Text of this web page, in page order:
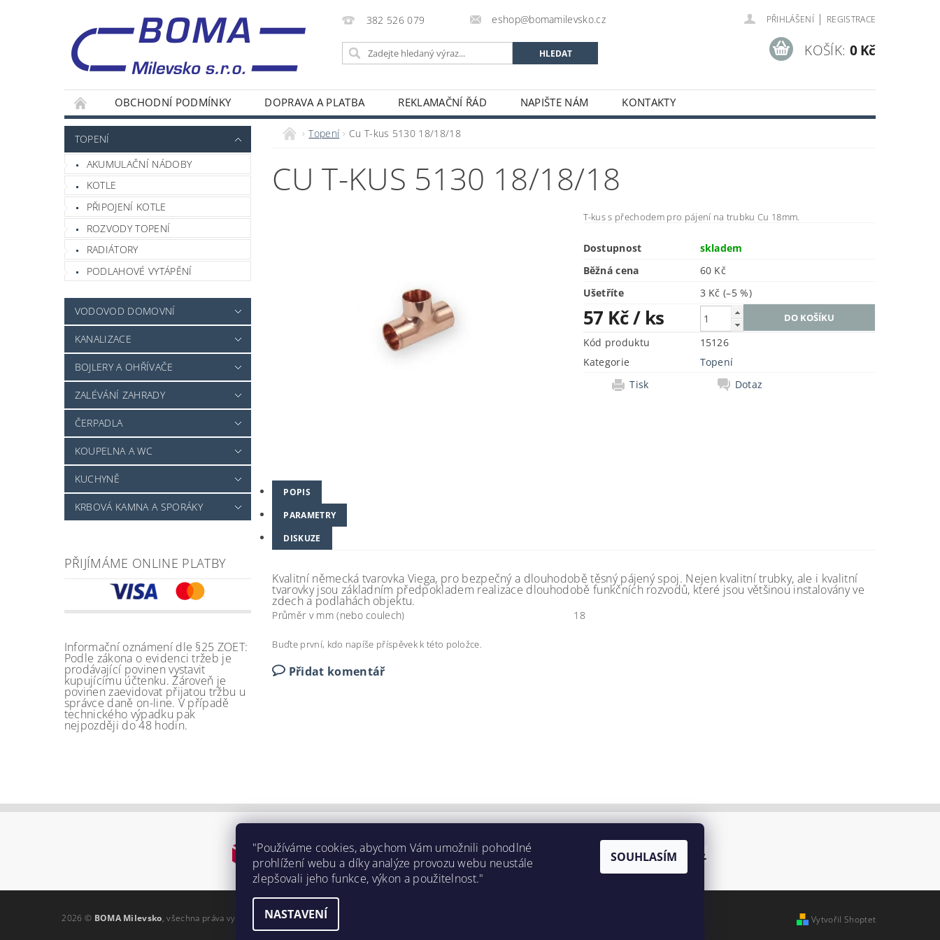
382 526 079 eshop@bomamilevsko.cz PŘIHLÁŠENÍ | REGISTRACE
KOŠÍK: 0 Kč
OBCHODNÍ PODMÍNKY DOPRAVA A PLATBA REKLAMAČNÍ ŘÁD NAPIŠTE NÁM KONTAKTY
TOPENÍ
AKUMULAČNÍ NÁDOBY
KOTLE
PŘIPOJENÍ KOTLE
ROZVODY TOPENÍ
RADIÁTORY
PODLAHOVÉ VYTÁPĚNÍ
VODOVOD DOMOVNÍ
KANALIZACE
BOJLERY A OHŘÍVAČE
ZALÉVÁNÍ ZAHRADY
ČERPADLA
KOUPELNA A WC
KUCHYNĚ
KRBOVÁ KAMNA A SPORÁKY
PŘIJÍMÁME ONLINE PLATBY
Informační oznámení dle §25 ZOET:
Podle zákona o evidenci tržeb je
prodávající povinen vystavit
kupujícímu účtenku. Zároveň je
povinen zaevidovat přijatou tržbu u
správce daně on-line. V případě
technického výpadku pak
nejpozději do 48 hodin.
Topení Cu T-kus 5130 18/18/18
CU T-KUS 5130 18/18/18
T-kus s přechodem pro pájení na trubku Cu 18mm.
Dostupnost
skladem
Běžná cena
60 Kč
Ušetříte
3 Kč(–5 %)
57 Kč/ ks
Kód produktu
15126
Kategorie
Topení
Tisk
Dotaz
POPIS
PARAMETRY
DISKUZE
Kvalitní německá tvarovka Viega, pro bezpečný a dlouhodobě těsný pájený spoj. Nejen kvalitní trubky, ale i kvalitní
tvarovky jsou základním předpokladem realizace dlouhodobě funkčních rozvodů, které jsou většinou instalovány ve
zdech a podlahách objektu.
Průměr v mm (nebo coulech) 18
Buďte první, kdo napíše příspěvek k této položce.
Přidat komentář
2026 © BOMA Milevsko, všechna práva vyhrazena Vytvořil Shoptet
"Používáme cookies, abychom Vám umožnili pohodlné
prohlížení webu a díky analýze provozu webu neustále
zlepšovali jeho funkce, výkon a použitelnost."
NASTAVENÍ
SOUHLASÍM